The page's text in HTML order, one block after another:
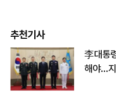
추천기사
李대통
해야…